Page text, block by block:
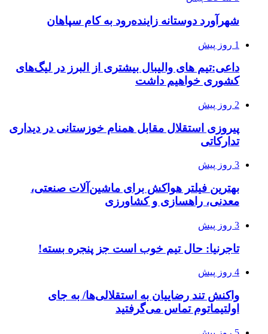
شهرآورد دوستانه زاینده‌رود به کام سپاهان
1 روز پیش
داعی:تیم های والیبال بیشتری از البرز در لیگ‌های
کشوری خواهیم داشت
2 روز پیش
پیروزی استقلال مقابل همنام خوزستانی در دیداری
تدارکاتی
3 روز پیش
بهترین فیلتر هواکش برای ماشین‌آلات صنعتی،
معدنی، راهسازی و کشاورزی
3 روز پیش
تاجرنیا: حال تیم خوب است جز پنجره بسته!
4 روز پیش
واکنش تند رضاییان به استقلالی‌ها/ به جای
اولتیماتوم تماس می‌گرفتید